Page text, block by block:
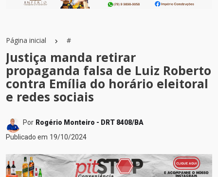
Página inicial #
Justiça manda retirar
propaganda falsa de Luiz Roberto
contra Emília do horário eleitoral
e redes sociais
Por Rogério Monteiro - DRT 8408/BA
Publicado em 19/10/2024